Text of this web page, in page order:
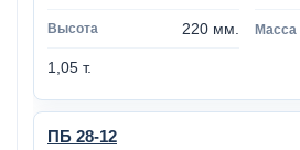
220 мм.
1,05 т.
ПБ 28-12